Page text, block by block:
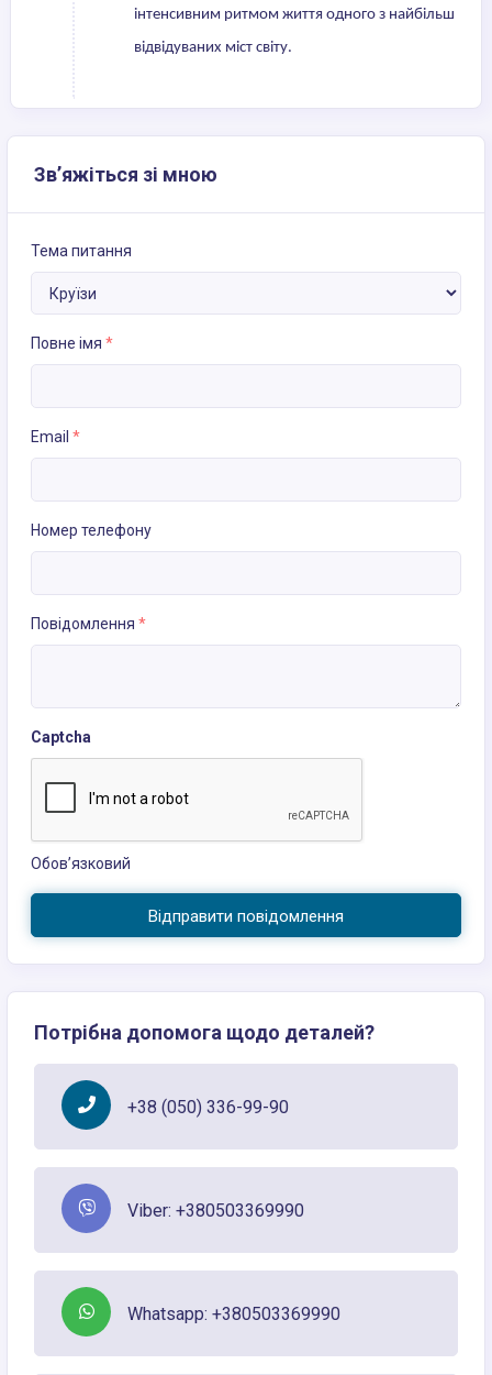
інтенсивним ритмом життя одного з найбільш
відвідуваних міст світу.
Зв’яжіться зі мною
Тема питання
Повне імя *
Email *
Номер телефону
Повідомлення *
Captcha
Обов’язковий
Відправити повідомлення
Потрібна допомога щодо деталей?
+38 (050) 336-99-90
Viber: +380503369990
Whatsapp: +380503369990